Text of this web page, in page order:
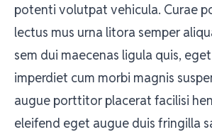
potenti volutpat vehicula. Curae
lectus mus urna litora semper
sem dui maecenas ligula quis,
imperdiet cum morbi magnis
augue porttitor placerat facilisi
eleifend eget augue duis fringilla